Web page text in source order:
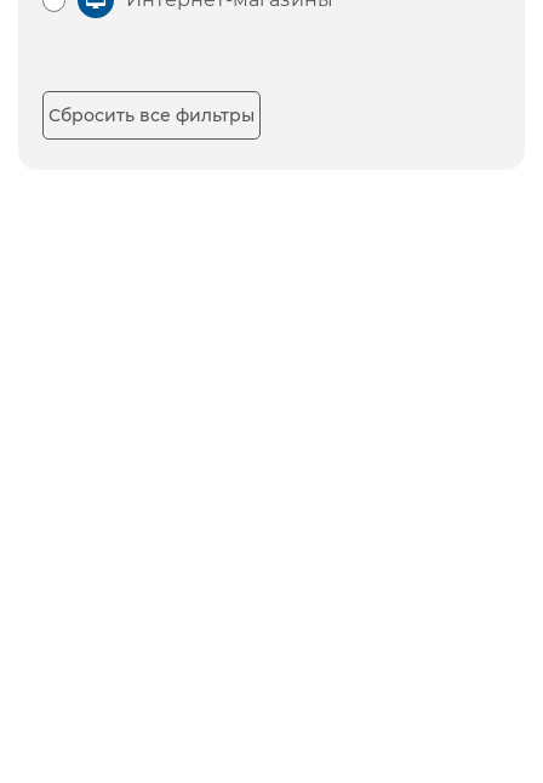
Сбросить все фильтры